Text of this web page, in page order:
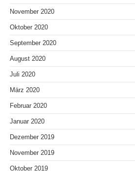
November 2020
Oktober 2020
September 2020
August 2020
Juli 2020
März 2020
Februar 2020
Januar 2020
Dezember 2019
November 2019
Oktober 2019